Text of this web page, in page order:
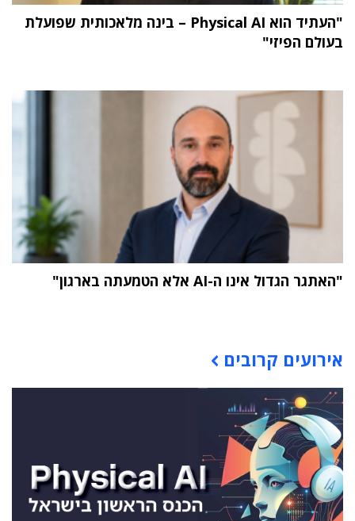
"העתיד הוא Physical AI – בינה מלאכותית שפועלת
בעולם הפיזי"
"האתגר הגדול אינו ה-AI אלא הטמעתה בארגון"
אירועים קרובים